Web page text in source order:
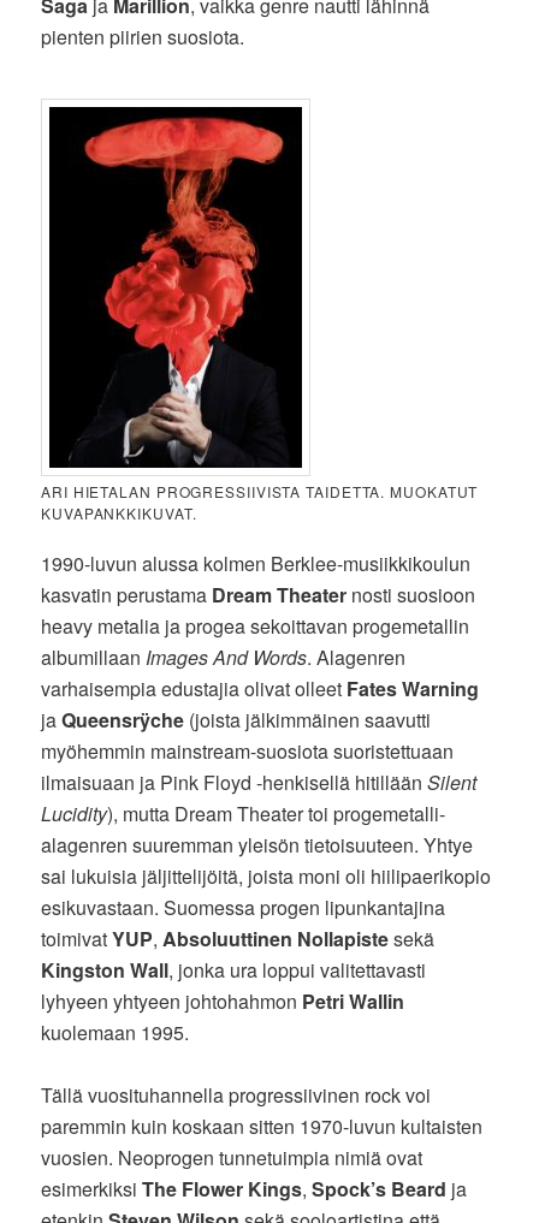
Saga ja Marillion, vaikka genre nautti lähinnä
pienten piirien suosiota.
ARI HIETALAN PROGRESSIIVISTA TAIDETTA. MUOKATUT
KUVAPANKKIKUVAT.
1990-luvun alussa kolmen Berklee-musiikkikoulun
kasvatin perustama Dream Theater nosti suosioon
heavy metalia ja progea sekoittavan progemetallin
albumillaan Images And Words. Alagenren
varhaisempia edustajia olivat olleet Fates Warning
jaQueensrÿche (joista jälkimmäinen saavutti
myöhemmin mainstream-suosiota suoristettuaan
ilmaisuaan ja Pink Floyd -henkisellä hitilläänSilent
Lucidity), mutta Dream Theater toi progemetalli-
alagenren suuremman yleisön tietoisuuteen. Yhtye
sai lukuisia jäljittelijöitä, joista moni oli hiilipaerikopio
esikuvastaan. Suomessa progen lipunkantajina
toimivatYUP,Absoluuttinen Nollapistesekä
Kingston Wall, jonka ura loppui valitettavasti
lyhyeen yhtyeen johtohahmon Petri Wallin
kuolemaan 1995.
Tällä vuosituhannella progressiivinen rock voi
paremmin kuin koskaan sitten 1970-luvun kultaisten
vuosien. Neoprogen tunnetuimpia nimiä ovat
esimerkiksiThe Flower Kings,Spock’s Beard ja